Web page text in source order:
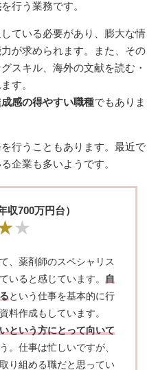
を行う業務です。
ている必要があり、膨大な情
が求められます。また、その
スキル、海外の文献を読む・
す。
感の得やすい職種でもありま
行うこともあります。最近で
企業も多いようです。
収700万円台）
、薬剤師のスペシャリス
いると感じています。
自
という仕事を基本的に行
料作成もしています。
という方にとって向いて
。仕事は忙しいですが、
り組める職だと思ってい